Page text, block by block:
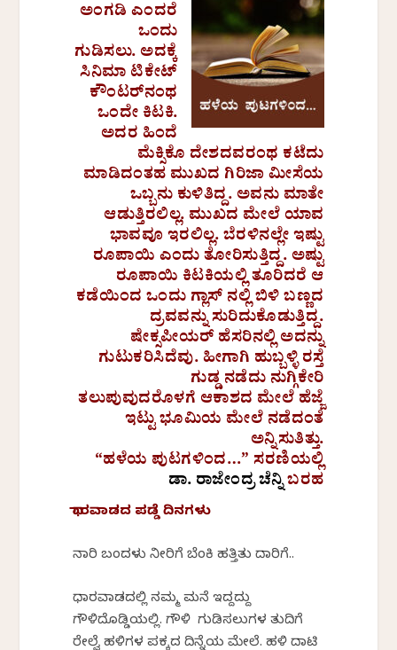
ಅಂಗಡಿ ಎಂದರೆ
ಒಂದು
ಗುಡಿಸಲು. ಅದಕ್ಕೆ
ಸಿನಿಮಾ ಟಿಕೇಟ್
ಕೌಂಟರ್‌ನಂಥ
ಒಂದೇ ಕಿಟಕಿ.
ಅದರ ಹಿಂದೆ
ಮೆಕ್ಸಿಕೊ ದೇಶದವರಂಥ ಕಟೆದು
ಮಾಡಿದಂತಹ ಮುಖದ ಗಿರಿಜಾ ಮೀಸೆಯ
ಒಬ್ಬನು ಕುಳಿತಿದ್ದ. ಅವನು ಮಾತೇ
ಆಡುತ್ತಿರಲಿಲ್ಲ. ಮುಖದ ಮೇಲೆ ಯಾವ
ಭಾವವೂ ಇರಲಿಲ್ಲ. ಬೆರಳಿನಲ್ಲೇ ಇಷ್ಟು
ರೂಪಾಯಿ ಎಂದು ತೋರಿಸುತ್ತಿದ್ದ. ಅಷ್ಟು
ರೂಪಾಯಿ ಕಿಟಕಿಯಲ್ಲಿ ತೂರಿದರೆ ಆ
ಕಡೆಯಿಂದ ಒಂದು ಗ್ಲಾಸ್ ನಲ್ಲಿ ಬಿಳಿ ಬಣ್ಣದ
ದ್ರವವನ್ನು ಸುರಿದುಕೊಡುತ್ತಿದ್ದ.
ಷೇಕ್ಸಪೀಯರ್ ಹೆಸರಿನಲ್ಲಿ ಅದನ್ನು
ಗುಟುಕರಿಸಿದೆವು. ಹೀಗಾಗಿ ಹುಬ್ಬಳ್ಳಿ ರಸ್ತೆ
ಗುಡ್ಡ ನಡೆದು ನುಗ್ಗಿಕೇರಿ
ತಲುಪುವುದರೊಳಗೆ ಆಕಾಶದ ಮೇಲೆ ಹೆಜ್ಜೆ
ಇಟ್ಟು ಭೂಮಿಯ ಮೇಲೆ ನಡೆದಂತೆ
ಅನ್ನಿಸುತಿತ್ತು.
“ಹಳೆಯ ಪುಟಗಳಿಂದ…” ಸರಣಿಯಲ್ಲಿ
ಡಾ. ರಾಜೇಂದ್ರ ಚೆನ್ನಿಬರಹ
ಧಾರವಾಡದ ಪಡ್ಡೆ ದಿನಗಳು
ನಾರಿ ಬಂದಳು ನೀರಿಗೆ ಬೆಂಕಿ ಹತ್ತಿತು ದಾರಿಗೆ..
ಧಾರವಾಡದಲ್ಲಿ ನಮ್ಮ ಮನೆ ಇದ್ದದ್ದು
ಗೌಳಿದೊಡ್ಡಿಯಲ್ಲಿ. ಗೌಳಿ ಗುಡಿಸಲುಗಳ ತುದಿಗೆ
ರೇಲ್ವೆ ಹಳಿಗಳ ಪಕ್ಕದ ದಿನ್ನೆಯ ಮೇಲೆ. ಹಳಿ ದಾಟಿ